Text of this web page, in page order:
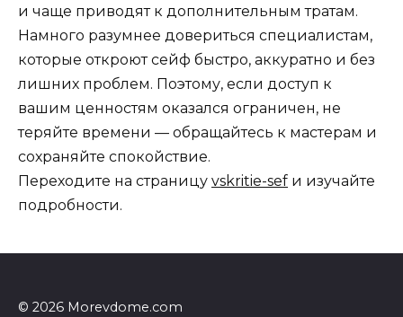
и чаще приводят к дополнительным тратам.
Намного разумнее довериться специалистам,
которые откроют сейф быстро, аккуратно и без
лишних проблем. Поэтому, если доступ к
вашим ценностям оказался ограничен, не
теряйте времени — обращайтесь к мастерам и
сохраняйте спокойствие.
Переходите на страницу vskritie-sef и изучайте
подробности.
© 2026 Morevdome.com